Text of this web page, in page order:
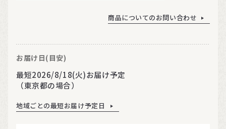
商品についてのお問い合わせ
お届け日(目安)
最短2026/8/18(火)お届け予定
（東京都の場合）
地域ごとの最短お届け予定日